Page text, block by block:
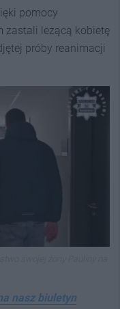
pomocy
zastali leżącą kobietę
próby reanimacji
nasz biuletyn